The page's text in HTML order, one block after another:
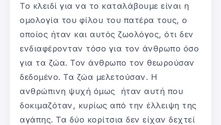
Το κλειδί για να το καταλάβουμε είναι η
ομολογία του φίλου του πατέρα τους, ο
οποίος ήταν και αυτός ζωολόγος, ότι δεν
ενδιαφέρονταν τόσο για τον άνθρωπο όσο
για τα ζώα. Τον άνθρωπο τον θεωρούσαν
δεδομένο. Τα ζώα μελετούσαν. Η
ανθρώπινη ψυχή όμως ήταν αυτή που
δοκιμαζόταν, κυρίως από την έλλειψη της
αγάπης. Τα δύο κορίτσια δεν είχαν δεχτεί